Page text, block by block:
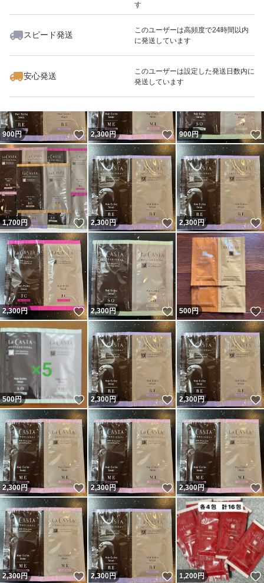
す
スピード発送
このユーザーは高頻度で24時間以内
に発送しています
安心発送
このユーザーは設定した発送日数内に
発送しています
いいね！
900
900円 いいね！
2,300円 いいね！
900円
1,700円 いいね！
2,300円 いいね！
2,300円
2,300円 いいね！
2,300円 いいね！
500円
500円 いいね！
2,300円 いいね！
2,300円
2,300円 いいね！
2,300円 いいね！
2,300円
2,300円 いいね！
2,300円 いいね！
1,200円